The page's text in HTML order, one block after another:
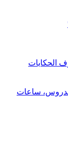
الحكايات
ساعات